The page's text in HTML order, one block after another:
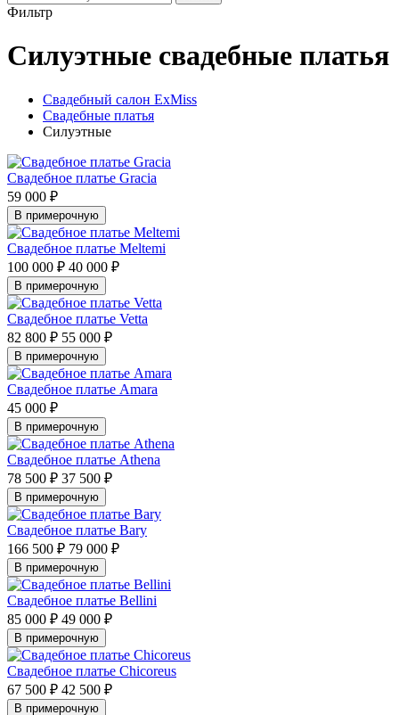
Фильтр
Силуэтные свадебные платья
Свадебный салон ExMiss
Свадебные платья
Силуэтные
Свадебное платье Gracia
59 000 ₽
В примерочную
Свадебное платье Meltemi
100 000 ₽ 40 000 ₽
В примерочную
Свадебное платье Vetta
82 800 ₽ 55 000 ₽
В примерочную
Свадебное платье Amara
45 000 ₽
В примерочную
Свадебное платье Athena
78 500 ₽ 37 500 ₽
В примерочную
Свадебное платье Bary
166 500 ₽ 79 000 ₽
В примерочную
Свадебное платье Bellini
85 000 ₽ 49 000 ₽
В примерочную
Свадебное платье Chicoreus
67 500 ₽ 42 500 ₽
В примерочную